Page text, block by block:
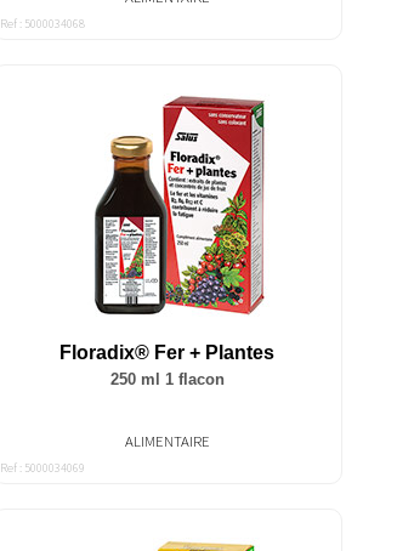
Ref : 5000034068
Floradix® Fer + Plantes
250 ml 1 flacon
ALIMENTAIRE
Ref : 5000034069